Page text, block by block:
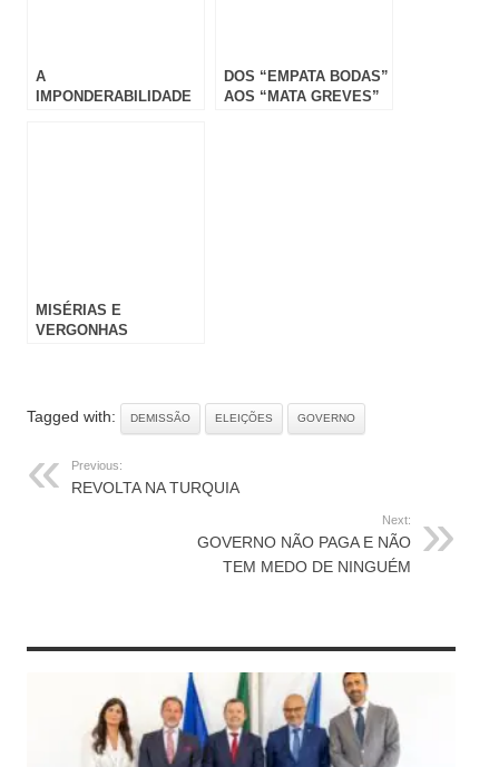
A
IMPONDERABILIDADE
DOS “EMPATA BODAS”
AOS “MATA GREVES”
MISÉRIAS E
VERGONHAS
Tagged with: DEMISSÃO ELEIÇÕES GOVERNO
Previous:
REVOLTA NA TURQUIA
Next:
GOVERNO NÃO PAGA E NÃO
TEM MEDO DE NINGUÉM